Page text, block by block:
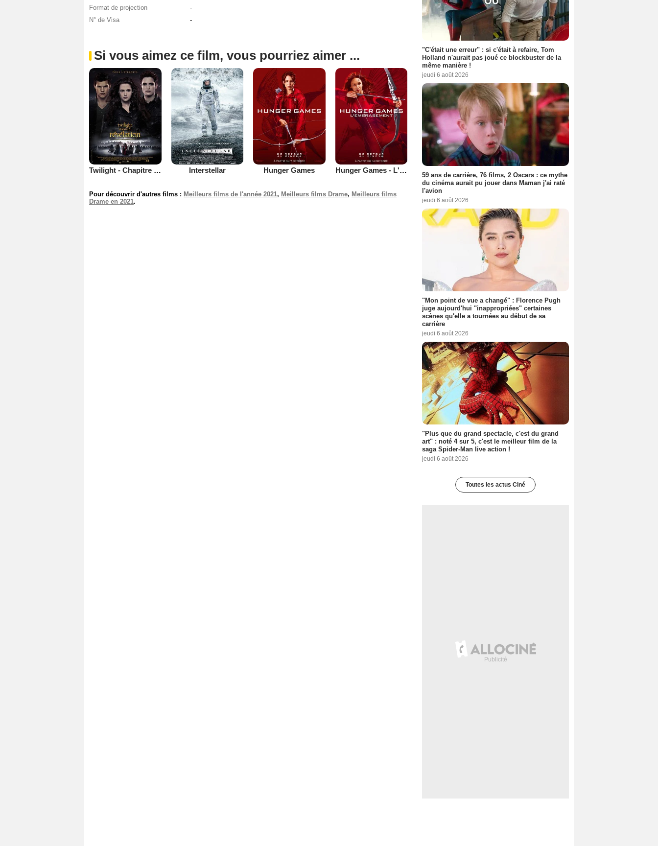
Format de projection
-
N° de Visa
-
Si vous aimez ce film, vous pourriez aimer ...
Twilight - Chapitre 5 : Révélation 2e partie Interstellar Hunger Games Hunger Games - L'embrasement
Pour découvrir d'autres films : Meilleurs films de l'année 2021, Meilleurs films Drame, Meilleurs films
Drame en 2021.
"C'était une erreur" : si c'était à refaire, Tom
Holland n'aurait pas joué ce blockbuster de la
même manière !
jeudi 6 août 2026
59 ans de carrière, 76 films, 2 Oscars : ce mythe
du cinéma aurait pu jouer dans Maman j'ai raté
l'avion
jeudi 6 août 2026
"Mon point de vue a changé" : Florence Pugh
juge aujourd'hui "inappropriées" certaines
scènes qu'elle a tournées au début de sa
carrière
jeudi 6 août 2026
"Plus que du grand spectacle, c'est du grand
art" : noté 4 sur 5, c'est le meilleur film de la
saga Spider-Man live action !
jeudi 6 août 2026
Toutes les actus Ciné